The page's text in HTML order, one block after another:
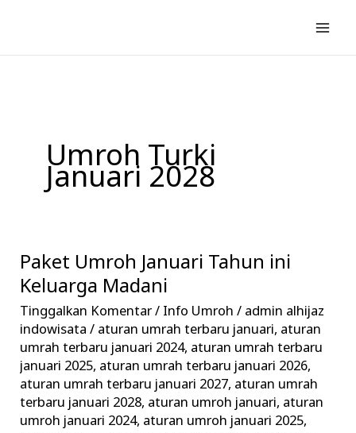
konten
Umroh Turki
Januari 2028
Paket Umroh Januari Tahun ini
Keluarga Madani
Tinggalkan Komentar/ Info Umroh / admin alhijaz
indowisata/ aturan umrah terbaru januari, aturan
umrah terbaru januari 2024, aturan umrah terbaru
januari 2025, aturan umrah terbaru januari 2026,
aturan umrah terbaru januari 2027, aturan umrah
terbaru januari 2028, aturan umroh januari, aturan
umroh januari 2024, aturan umroh januari 2025,
Paket
Umroh
Januari
Tahun
ini
Keluarga
Madani